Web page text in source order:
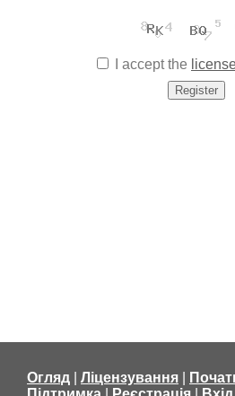
I accept the
Огляд Ліцензування